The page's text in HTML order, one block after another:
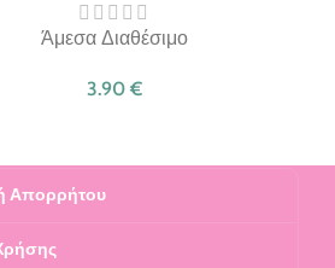
Άμεσα Διαθέσιμο
3.90 €
Απορρήτου